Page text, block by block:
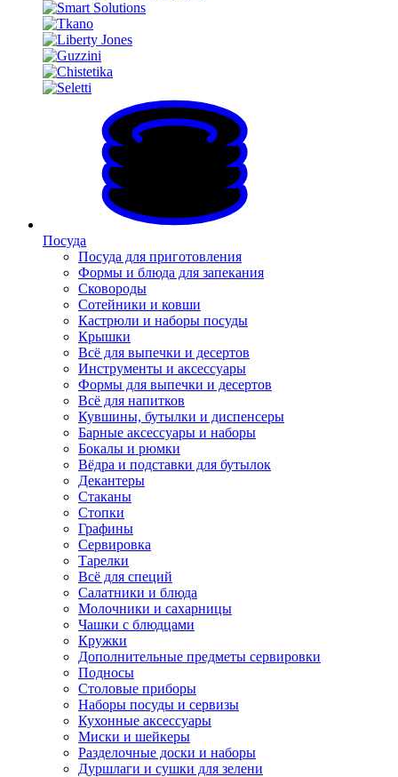
Посуда
Посуда для приготовления
Формы и блюда для запекания
Сковороды
Сотейники и ковши
Кастрюли и наборы посуды
Крышки
Всё для выпечки и десертов
Инструменты и аксессуары
Формы для выпечки и десертов
Всё для напитков
Кувшины, бутылки и диспенсеры
Барные аксессуары и наборы
Бокалы и рюмки
Вёдра и подставки для бутылок
Декантеры
Стаканы
Стопки
Графины
Сервировка
Тарелки
Всё для специй
Салатники и блюда
Молочники и сахарницы
Чашки с блюдцами
Кружки
Дополнительные предметы сервировки
Подносы
Столовые приборы
Наборы посуды и сервизы
Кухонные аксессуары
Миски и шейкеры
Разделочные доски и наборы
Дуршлаги и сушки для зелени